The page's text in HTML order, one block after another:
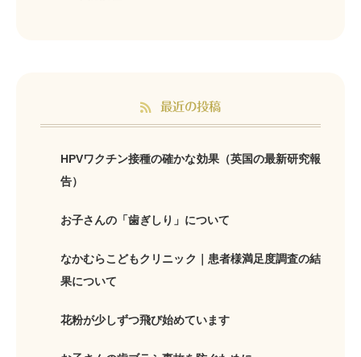
最近の投稿
HPVワクチン接種の確かな効果（英国の最新研究報
告）
お子さんの「歯ぎしり」について
なかむらこどもクリニック｜患者様満足度調査の結
果について
花粉が少しずつ飛び始めています